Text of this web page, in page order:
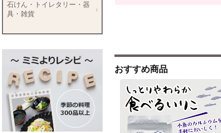
おすすめ商品
石けん・トイレタリー・器
具・雑貨